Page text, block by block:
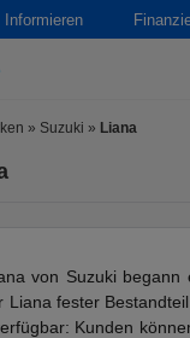
Informieren
» Suzuki » Liana
von Suzuki begann
Liana fester
Kunden